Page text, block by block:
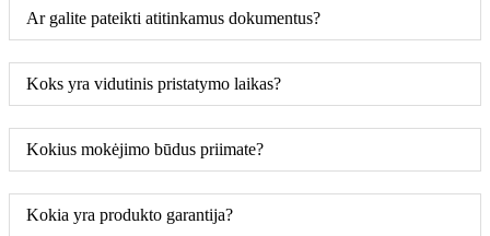
Ar galite pateikti atitinkamus dokumentus?
Koks yra vidutinis pristatymo laikas?
Kokius mokėjimo būdus priimate?
Kokia yra produkto garantija?